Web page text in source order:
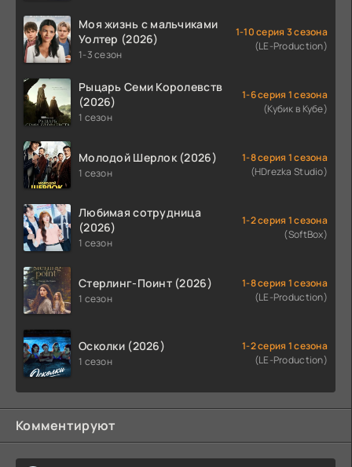
Моя жизнь с мальчиками
Уолтер (2026)
1-3 сезон
1-10 серия 3 сезона
(LE-Production)
Рыцарь Семи Королевств
(2026)
1 сезон
1-6 серия 1 сезона
(Кубик в Кубе)
Молодой Шерлок (2026)
1 сезон
1-8 серия 1 сезона
(HDrezka Studio)
Любимая сотрудница
(2026)
1 сезон
1-2 серия 1 сезона
(SoftBox)
Стерлинг-Поинт (2026)
1 сезон
1-8 серия 1 сезона
(LE-Production)
Осколки (2026)
1 сезон
1-2 серия 1 сезона
(LE-Production)
Комментируют